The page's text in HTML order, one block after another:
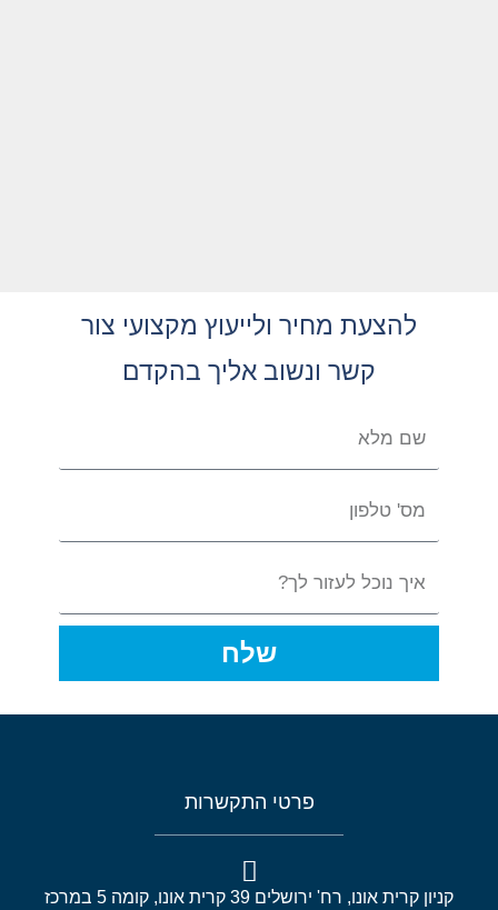
להצעת מחיר ולייעוץ מקצועי צור
קשר ונשוב אליך בהקדם
שלח
פרטי התקשרות
קניון קרית אונו, רח' ירושלים 39 קרית אונו, קומה 5 במרכז